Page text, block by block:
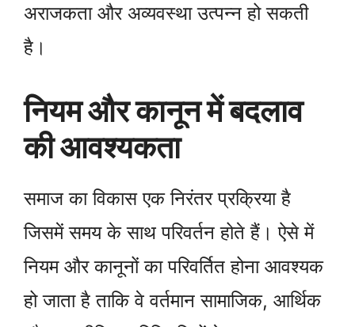
अराजकता और अव्यवस्था उत्पन्न हो सकती
है।
नियम और कानून में बदलाव
की आवश्यकता
समाज का विकास एक निरंतर प्रक्रिया है
जिसमें समय के साथ परिवर्तन होते हैं। ऐसे में
नियम और कानूनों का परिवर्तित होना आवश्यक
हो जाता है ताकि वे वर्तमान सामाजिक, आर्थिक